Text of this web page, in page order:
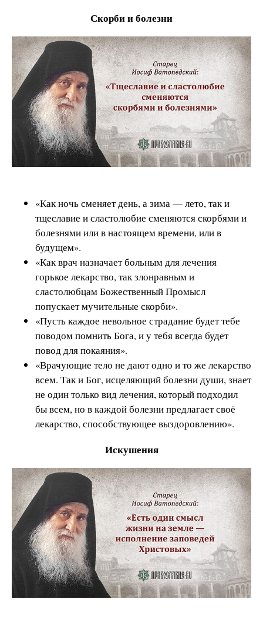
Скорби и болезни
«Как ночь сменяет день, а зима — лето, так и
тщеславие и сластолюбие сменяются скорбями и
болезнями или в настоящем времени, или в
будущем».
«Как врач назначает больным для лечения
горькое лекарство, так злонравным и
сластолюбцам Божественный Промысл
попускает мучительные скорби».
«Пусть каждое невольное страдание будет тебе
поводом помнить Бога, и у тебя всегда будет
повод для покаяния».
«Врачующие тело не дают одно и то же лекарство
всем. Так и Бог, исцеляющий болезни души, знает
не один только вид лечения, который подходил
бы всем, но в каждой болезни предлагает своё
лекарство, способствующее выздоровлению».
Искушения